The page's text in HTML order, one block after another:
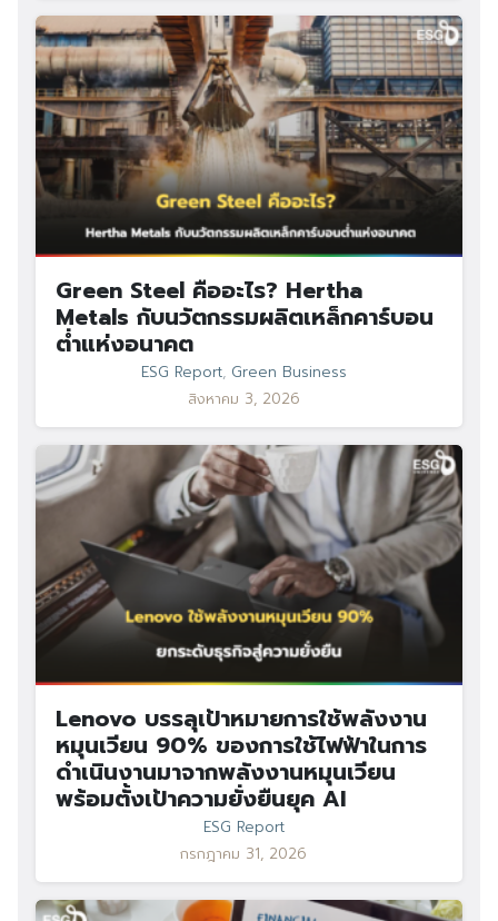
Green Steel คืออะไร? Hertha
Metals กับนวัตกรรมผลิตเหล็กคาร์บอน
ต่ำแห่งอนาคต
ESG Report, Green Business
สิงหาคม 3, 2026
Lenovo บรรลุเป้าหมายการใช้พลังงาน
หมุนเวียน 90% ของการใช้ไฟฟ้าในการ
ดำเนินงานมาจากพลังงานหมุนเวียน
พร้อมตั้งเป้าความยั่งยืนยุค AI
ESG Report
กรกฎาคม 31, 2026